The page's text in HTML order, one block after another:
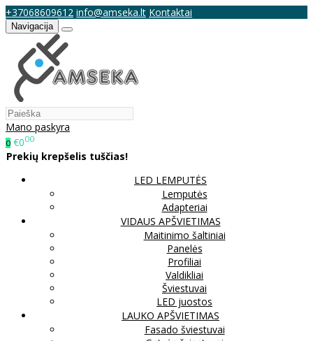
+37068609612 info@amseka.lt Kontaktai
Navigacija
Mano paskyra
0 €000
Prekių krepšelis tuščias!
LED LEMPUTĖS
Lemputės
Adapteriai
VIDAUS APŠVIETIMAS
Maitinimo šaltiniai
Panelės
Profiliai
Valdikliai
Šviestuvai
LED juostos
LAUKO APŠVIETIMAS
Fasado šviestuvai